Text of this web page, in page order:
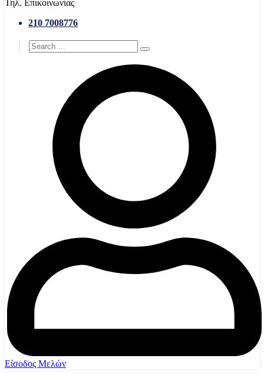
Τηλ. Επικοινωνίας
210 7008776
Είσοδος Μελών